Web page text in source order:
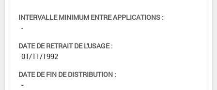
INTERVALLE MINIMUM ENTRE APPLICATIONS :
-
DATE DE RETRAIT DE L'USAGE :
01/11/1992
DATE DE FIN DE DISTRIBUTION :
-